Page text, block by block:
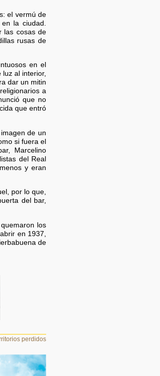
el vermú de
la ciudad.
las cosas de
rusas de
en el
al interior,
dar un mitin
a
que no
que entró
de un
si fuera el
Marcelino
del Real
y eran
por lo que,
del bar,
los
en 1937,
de
perdidos